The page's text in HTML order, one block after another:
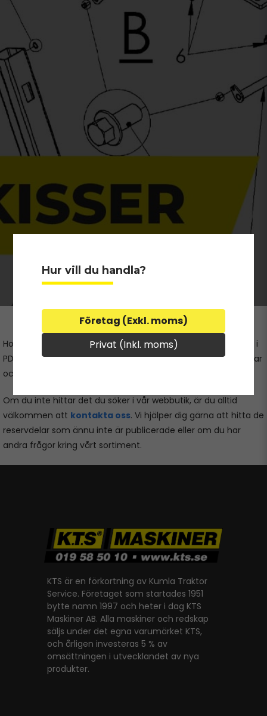
Hos KTS Maskiner hittar du sprängskisser för våra reservdelar i
PDF-format. Det gör det enkelt för dig att identifiera rätt delar
och beställa direkt från oss.
Om du inte hittar det du söker i vår webbutik, är du alltid
välkommen att kontakta oss. Vi hjälper dig gärna att hitta de
reservdelar som ännu inte är publicerade eller om du har
andra frågor kring vårt sortiment.
Hur vill du handla?
Företag (Exkl. moms)
Privat (Inkl. moms)
KTS är en förkortning av Kumla Traktor
Service. Företaget som startades 1951
bytte namn 1997 och heter i dag KTS
Maskiner AB. Alla maskiner och redskap
säljs under det egna varumärket KTS,
och årligen investeras 5 % av
omsättningen i utvecklandet av nya
produkter.